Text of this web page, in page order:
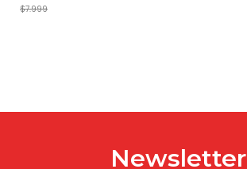
$7.999
Newsletter